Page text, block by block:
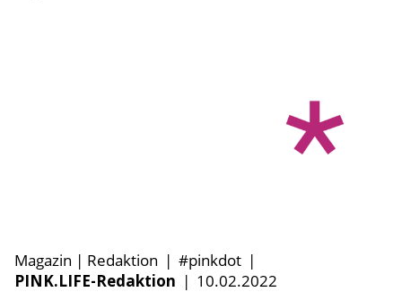
Magazin | Redaktion | #pinkdot |
PINK.LIFE-Redaktion | 10.02.2022